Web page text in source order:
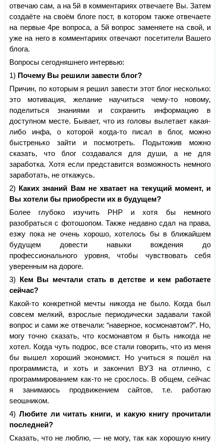
отвечаю сам, а на 5й в комментариях отвечаете Вы. Затем
создаёте на своём блоге пост, в котором также отвечаете
на первые 4ре вопроса, а 5й вопрос заменяете на свой, и
уже на него в комментариях отвечают посетители Вашего
блога.
Вопросы сегодняшнего интервью:
1) Почему Вы решили завести блог?
Причин, по которым я решил завести этот блог несколько:
это мотивация, желание научиться чему-то новому,
поделиться знаниями и сохранить информацию в
доступном месте. Бывает, что из головы вылетает какая-
либо инфа, о которой когда-то писал в блог, можно
быстренько зайти и посмотреть. Подытожив можно
сказать, что блог создавался для души, а не для
заработка. Хотя если представится возможность немного
заработать, не откажусь.
2)
Каких знаний Вам не хватает на текущий момент, и
Вы хотели бы приобрести их в будущем?
Более глубоко изучить PHP и хотя бы немного
разобраться с фотошопом. Также недавно сдал на права,
езжу пока не очень хорошо, хотелось бы в ближайшем
будущем довести навыки вождения до
профессионального уровня, чтобы чувствовать себя
уверенным на дороге.
3)
Кем Вы мечтали стать в детстве и кем работаете
сейчас?
Какой-то конкретной мечты никогда не было. Когда был
совсем мелкий, взрослые периодически задавали такой
вопрос и сами же отвечали: “наверное, космонавтом?”. Но,
могу точно сказать, что космонавтом я быть никогда не
хотел. Когда чуть подрос, все стали говорить, что из меня
бы вышел хороший экономист. Но учиться я пошёл на
программиста, и хоть и закончил ВУЗ на отлично, с
программированием как-то не срослось. В общем, сейчас
я занимаюсь продвижением сайтов, т.е. работаю
seoшником.
4) Любите ли читать книги, и какую книгу прочитали
последней?
Сказать, что не люблю, — не могу, так как хорошую книгу